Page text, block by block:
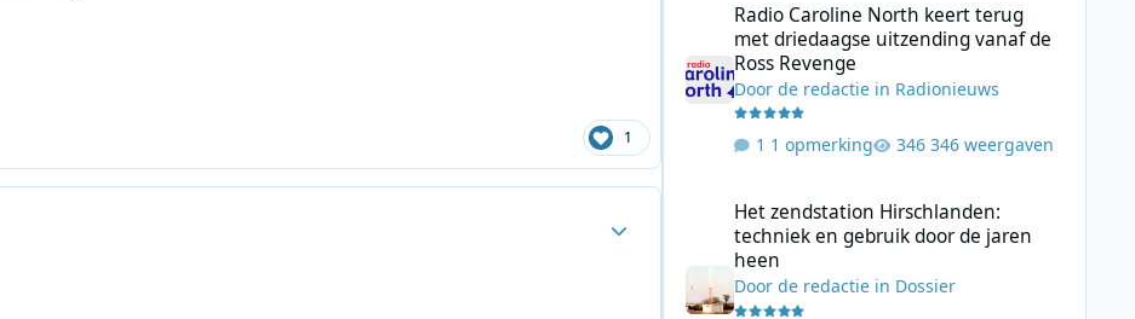
1
Radio Caroline North keert terug
met driedaagse uitzending vanaf de
Ross Revenge
Door de redactiein Radionieuws
1 opmerking 346 weergaven
Het zendstation Hirschlanden:
techniek en gebruik door de jaren
heen
Door de redactiein Dossier